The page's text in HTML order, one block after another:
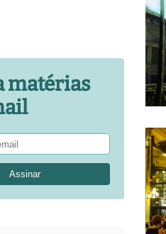
matérias